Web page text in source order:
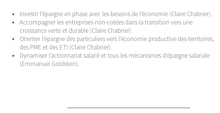
Investir l’épargne en phase avec les besoins de l’économie (Claire Chabrier).
Accompagner les entreprises non-cotées dans la transition vers une
croissance verte et durable (Claire Chabrier).
Orienter l’épargne des particuliers vers l’économie productive des territoires,
des PME et des ETI (Claire Chabrier).
Dynamiser l’actionnariat salarié et tous les mécanismes d’épargne salariale
(Emmanuel Goldstein).